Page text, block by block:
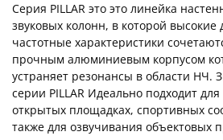
Серия PILLAR это это линейка
звуковых колонн, в которой
частотные характеристики
прочным алюминиевым корпусом
устраняет резонансы в области НЧ.
серии PILLAR Идеально подходит
открытых площадках, спортивных
также для озвучивания объектовых